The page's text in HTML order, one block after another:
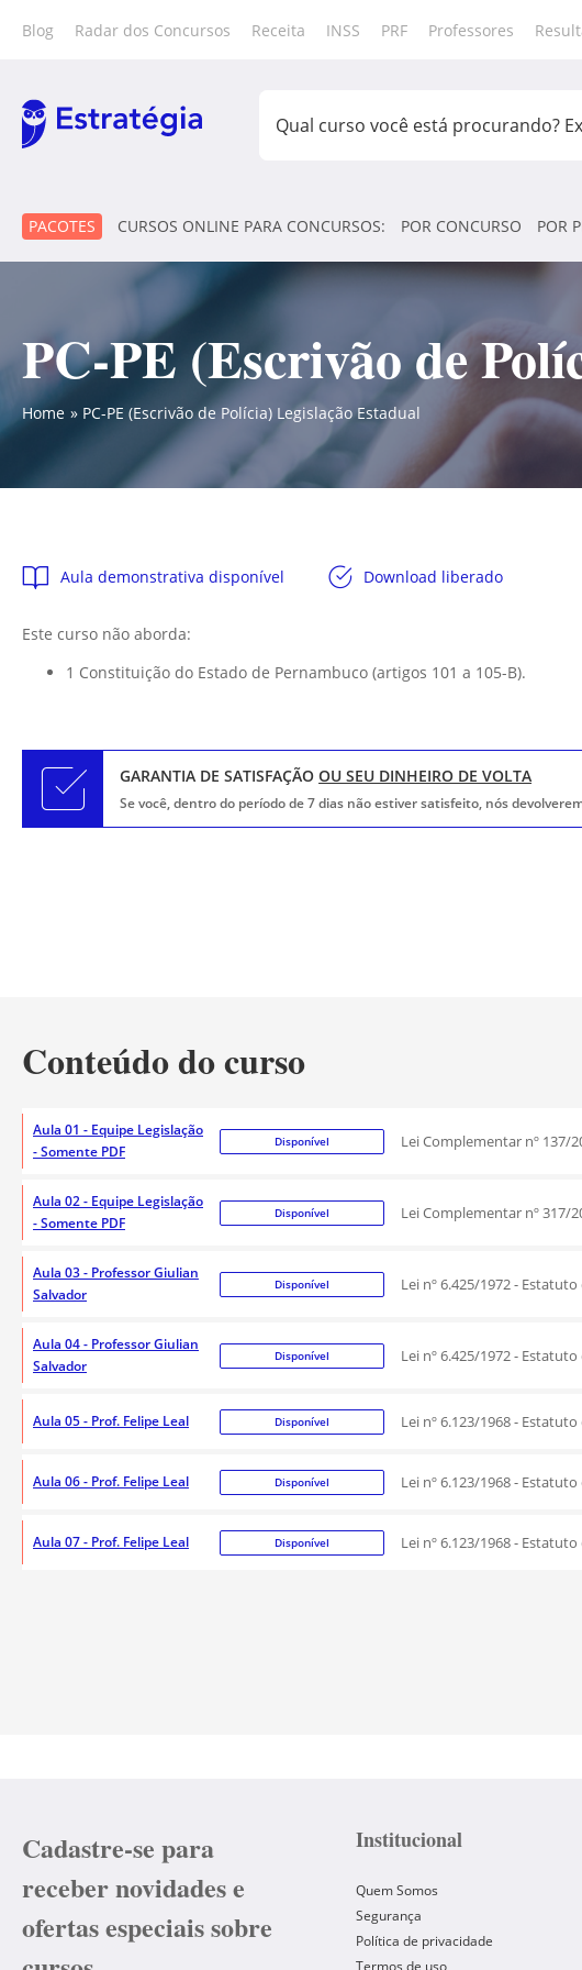
Blog Radar dos Concursos Receita INSS PRF Professores
PACOTES CURSOS ONLINE PARA CONCURSOS: POR CONCURSO POR
PC-PE (Escrivão de
Home PC-PE (Escrivão de Polícia) Legislação Estadual
Aula demonstrativa disponível Download liberado
Este curso não aborda:
1 Constituição do Estado de Pernambuco (artigos 101 a 105-B).
GARANTIA DE SATISFAÇÃOOU SEU DINHEIRO DE VOLTA
Se você, dentro do período de 7 dias não estiver satisfeito, nós
Conteúdo do curso
Aula 01 - Equipe Legislação
- Somente PDF
Disponível Lei Complementar nº 137/
Aula 02 - Equipe Legislação
- Somente PDF
Disponível Lei Complementar nº 317/
Aula 03 - Professor Giulian
Salvador
Disponível Lei nº 6.425/1972 -
Aula 04 - Professor Giulian
Salvador
Disponível Lei nº 6.425/1972 -
Aula 05 - Prof. Felipe Leal Disponível Lei nº 6.123/1968 -
Aula 06 - Prof. Felipe Leal Disponível Lei nº 6.123/1968 -
Aula 07 - Prof. Felipe Leal Disponível Lei nº 6.123/1968 -
Cadastre-se para
receber novidades e
ofertas especiais sobre
Institucional
Quem Somos
Segurança
Política de privacidade
Termos de uso